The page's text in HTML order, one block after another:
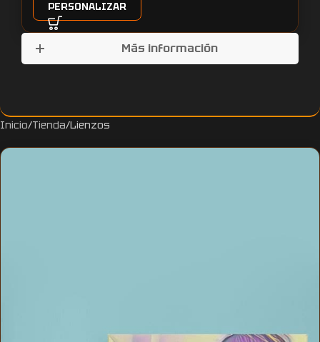
PERSONALIZAR
Más información
Inicio Tienda Lienzos